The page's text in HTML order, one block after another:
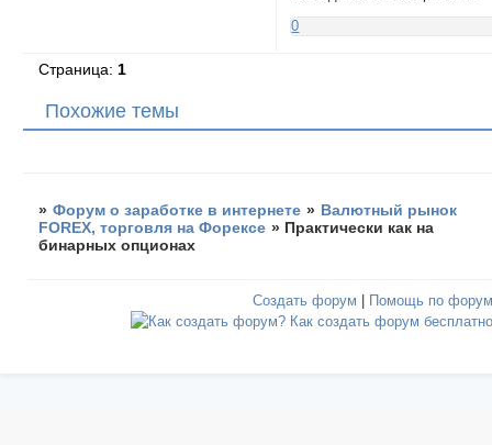
0
Страница: 1
Похожие темы
» Форум о заработке в интернете » Валютный рынок
FOREX, торговля на Форексе » Практически как на
бинарных опционах
Создать форум Помощь по